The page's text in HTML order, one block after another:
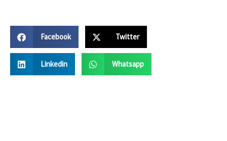
Facebook Twitter
Linkedin Whatsapp